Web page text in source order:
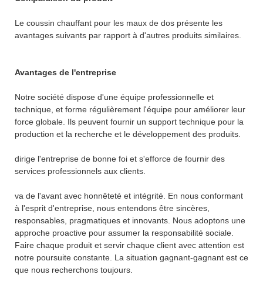
Le coussin chauffant pour les maux de dos présente les
avantages suivants par rapport à d'autres produits similaires.
Avantages de l'entreprise
Notre société dispose d'une équipe professionnelle et
technique, et forme régulièrement l'équipe pour améliorer leur
force globale. Ils peuvent fournir un support technique pour la
production et la recherche et le développement des produits.
dirige l'entreprise de bonne foi et s'efforce de fournir des
services professionnels aux clients.
va de l'avant avec honnêteté et intégrité. En nous conformant
à l'esprit d'entreprise, nous entendons être sincères,
responsables, pragmatiques et innovants. Nous adoptons une
approche proactive pour assumer la responsabilité sociale.
Faire chaque produit et servir chaque client avec attention est
notre poursuite constante. La situation gagnant-gagnant est ce
que nous recherchons toujours.